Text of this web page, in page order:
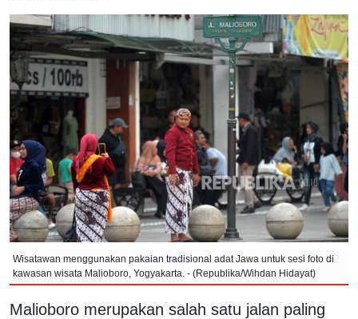
Wisatawan menggunakan pakaian tradisional adat Jawa untuk sesi foto di
kawasan wisata Malioboro, Yogyakarta. - (Republika/Wihdan Hidayat)
Malioboro merupakan salah satu jalan paling